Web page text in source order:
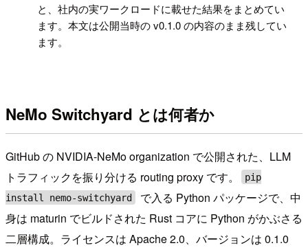
と、社内の実ワークロードに載せた結果をまとめてい
ます。本文は公開当時の v0.1.0 の内容のまま残してい
ます。
NeMo Switchyard とは何者か
GitHub の NVIDIA-NeMo organization で公開された、LLM
トラフィックを振り分ける routing proxy です。
pip
install nemo-switchyard
で入る Python パッケージで、中
身は maturin でビルドされた Rust コアに Python がかぶさる
二層構成。ライセンスは Apache 2.0、バージョンは 0.1.0